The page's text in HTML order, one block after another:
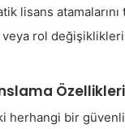
lisans atamalarını
rol
Özellikleri
herhangi bir